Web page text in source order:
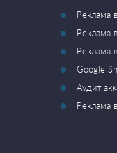
Реклама
Реклама
Реклама
Google
Аудит
Реклама